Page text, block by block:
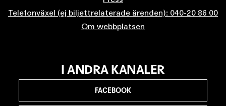
Telefonväxel (ej biljettrelaterade ärenden): 040-20 86 00
Om webbplatsen
I ANDRA KANALER
FACEBOOK